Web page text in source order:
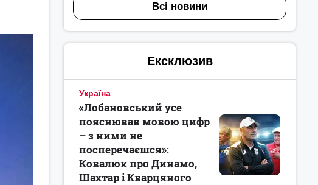
Всі новини
Ексклюзив
Україна
«Лобановський усе
пояснював мовою цифр
– з ними не
посперечаєшся»:
Ковалюк про Динамо,
Шахтар і Кварцяного